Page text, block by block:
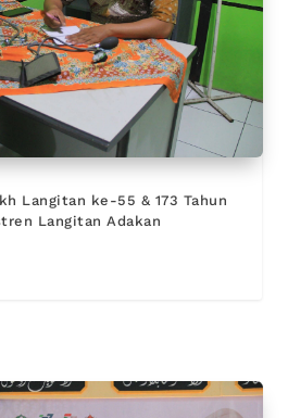
Langitan ke-55 & 173 Tahun
Langitan Adakan